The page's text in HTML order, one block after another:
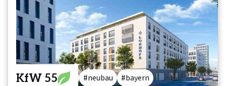
pflegewohnen neubau bayern
KfW 55